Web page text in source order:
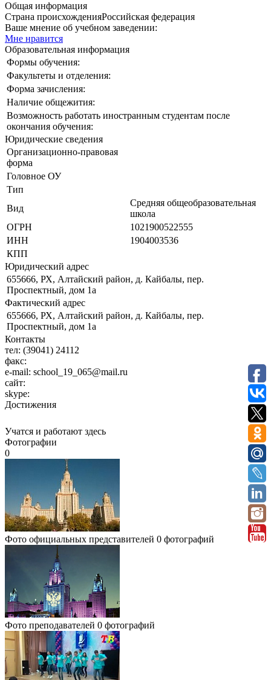
Общая информация
Страна происхожденияРоссийская федерация
Ваше мнение об учебном заведении:
Мне нравится
Образовательная информация
Формы обучения:
Факультеты и отделения:
Форма зачисления:
Наличие общежития:
Возможность работать иностранным студентам после
окончания обучения:
Юридические сведения
Организационно-правовая
форма
Головное ОУ
Тип
Вид
Средняя общеобразовательная
школа
ОГРН
1021900522555
ИНН
1904003536
КПП
Юридический адрес
655666, РХ, Алтайский район, д. Кайбалы, пер.
Проспектный, дом 1а
Фактический адрес
655666, РХ, Алтайский район, д. Кайбалы, пер.
Проспектный, дом 1а
Контакты
тел: (39041) 24112
факс:
e-mail: school_19_065@mail.ru
сайт:
skype:
Достижения
Учатся и работают здесь
Фотографии
0
Фото официальных представителей 0 фотографий
Фото преподавателей 0 фотографий